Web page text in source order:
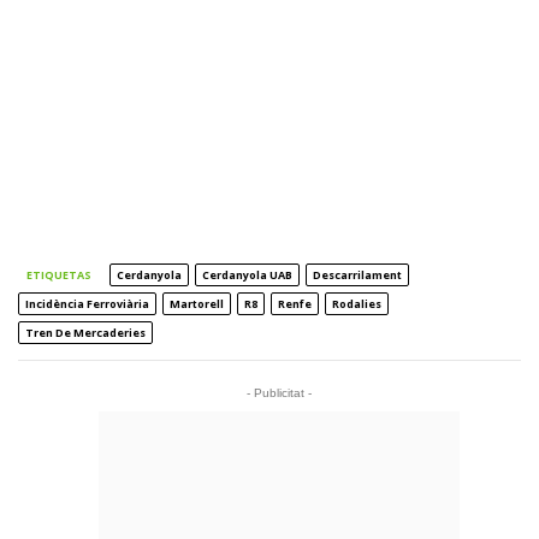
ETIQUETAS Cerdanyola Cerdanyola UAB
Descarrilament
Incidència Ferroviària
Martorell R8 Renfe
Rodalies
Tren De Mercaderies
- Publicitat -